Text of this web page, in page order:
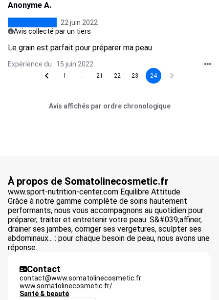
Anonyme A.
22 juin 2022
Avis collecté par un tiers
Le grain est parfait pour préparer ma peau
Expérience du : 15 juin 2022
1 21 22 23 24
Avis affichés par ordre chronologique
À propos de Somatolinecosmetic.fr
www.sport-nutrition-center.com Equilibre Attitude
Grâce à notre gamme complète de soins hautement
performants, nous vous accompagnons au quotidien pour
préparer, traiter et entretenir votre peau. S&#039;affiner,
drainer ses jambes, corriger ses vergetures, sculpter ses
abdominaux... : pour chaque besoin de peau, nous avons une
réponse.
Contact
contact@www.somatolinecosmetic.fr
www.somatolinecosmetic.fr/
Santé & beauté